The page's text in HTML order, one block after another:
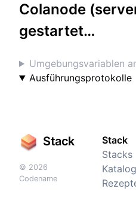
Colanode
gestartet…
Umgebungsvariablen
Ausführungsprotokolle
Stack
© 2026
Codename
Stack
Stacks
Katalog